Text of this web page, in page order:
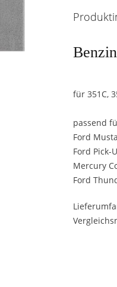
für 351C,
passend
Ford
Ford Pick-
Mercury
Ford